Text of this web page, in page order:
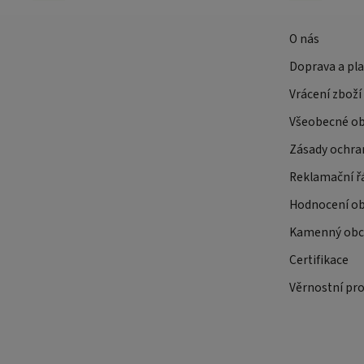
O nás
Doprava a
Vrácení zboží
Všeobecné
Zásady
Reklamační
Hodnocení
Kamenný
Certifikace
Věrnostní